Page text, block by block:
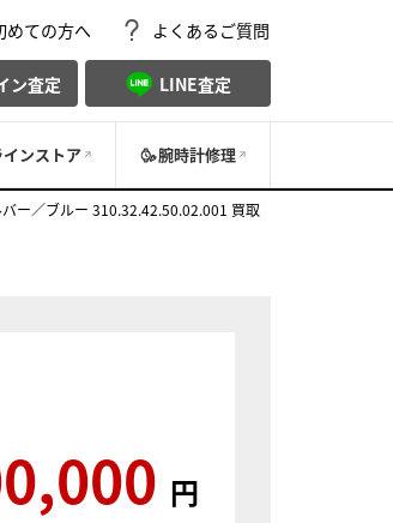
めての方へ よくあるご質問
ン査定 LINE査定
ンストア 腕時計修理
ー／ブルー 310.32.42.50.02.001 買取
円